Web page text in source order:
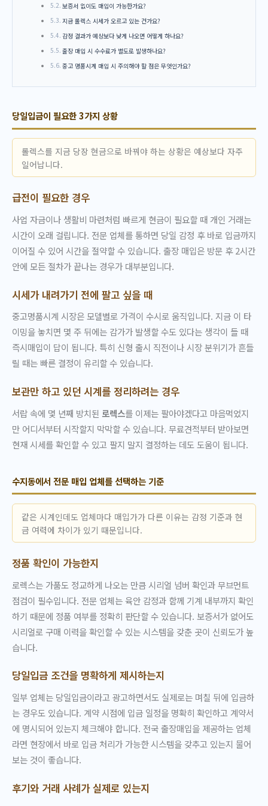
보증서 없이도 매입이 가능한가요?
지금 롤렉스 시세가 오르고 있는 건가요?
감정 결과가 예상보다 낮게 나오면 어떻게 하나요?
출장 매입 시 수수료가 별도로 발생하나요?
중고 명품시계 매입 시 주의해야 할 점은 무엇인가요?
당일입금이 필요한 3가지 상황
롤렉스를 지금 당장 현금으로 바꿔야 하는 상황은 예상보다 자주
일어납니다.
급전이 필요한 경우
사업 자금이나 생활비 마련처럼 빠르게 현금이 필요할 때 개인 거래는
시간이 오래 걸립니다. 전문 업체를 통하면 당일 감정 후 바로 입금까지
이어질 수 있어 시간을 절약할 수 있습니다. 출장 매입은 방문 후 2시간
안에 모든 절차가 끝나는 경우가 대부분입니다.
시세가 내려가기 전에 팔고 싶을 때
중고명품시계 시장은 모델별로 가격이 수시로 움직입니다. 지금 이 타
이밍을 놓치면 몇 주 뒤에는 감가가 발생할 수도 있다는 생각이 들 때
즉시매입이 답이 됩니다. 특히 신형 출시 직전이나 시장 분위기가 흔들
릴 때는 빠른 결정이 유리할 수 있습니다.
보관만 하고 있던 시계를 정리하려는 경우
서랍 속에 몇 년째 방치된 로렉스를 이제는 팔아야겠다고 마음먹었지
만 어디서부터 시작할지 막막할 수 있습니다. 무료견적부터 받아보면
현재 시세를 확인할 수 있고 팔지 말지 결정하는 데도 도움이 됩니다.
수지동에서 전문 매입 업체를 선택하는 기준
같은 시계인데도 업체마다 매입가가 다른 이유는 감정 기준과 현
금 여력에 차이가 있기 때문입니다.
정품 확인이 가능한지
로렉스는 가품도 정교하게 나오는 만큼 시리얼 넘버 확인과 무브먼트
점검이 필수입니다. 전문 업체는 육안 감정과 함께 기계 내부까지 확인
하기 때문에 정품 여부를 정확히 판단할 수 있습니다. 보증서가 없어도
시리얼로 구매 이력을 확인할 수 있는 시스템을 갖춘 곳이 신뢰도가 높
습니다.
당일입금 조건을 명확하게 제시하는지
일부 업체는 당일입금이라고 광고하면서도 실제로는 며칠 뒤에 입금하
는 경우도 있습니다. 계약 시점에 입금 일정을 명확히 확인하고 계약서
에 명시되어 있는지 체크해야 합니다. 전국 출장매입을 제공하는 업체
라면 현장에서 바로 입금 처리가 가능한 시스템을 갖추고 있는지 물어
보는 것이 좋습니다.
후기와 거래 사례가 실제로 있는지